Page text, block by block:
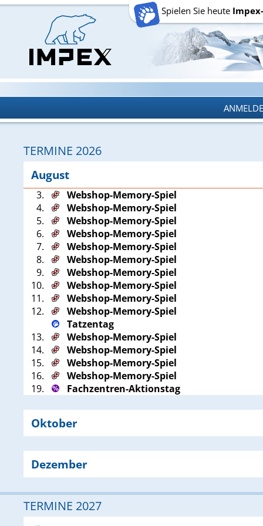
Spielen Sie heute
TERMINE 2026
August
3.
Webshop-Memory-Spiel
4.
Webshop-Memory-Spiel
5.
Webshop-Memory-Spiel
6.
Webshop-Memory-Spiel
7.
Webshop-Memory-Spiel
8.
Webshop-Memory-Spiel
9.
Webshop-Memory-Spiel
10.
Webshop-Memory-Spiel
11.
Webshop-Memory-Spiel
12.
Webshop-Memory-Spiel
Tatzentag
13.
Webshop-Memory-Spiel
14.
Webshop-Memory-Spiel
15.
Webshop-Memory-Spiel
16.
Webshop-Memory-Spiel
19.
Fachzentren-Aktionstag
Oktober
Dezember
TERMINE 2027